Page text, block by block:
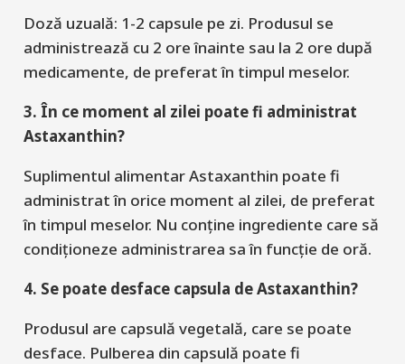
Doză uzuală: 1-2 capsule pe zi. Produsul se
administrează cu 2 ore înainte sau la 2 ore după
medicamente, de preferat în timpul meselor.
3. În ce moment al zilei poate fi administrat
Astaxanthin?
Suplimentul alimentarAstaxanthin poate fi
administratîn orice moment al zilei, de preferat
în timpul meselor. Nu conține ingrediente care să
condiționeze administrarea sa în funcție de oră.
4. Se poate desface capsula de Astaxanthin?
Produsul are capsulă vegetală, care se poate
desface. Pulberea din capsulă poate fi